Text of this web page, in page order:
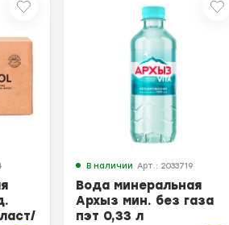
В наличии Арт.: 2033719
Вода минеральная
Архыз мин. без газа
пэт 0,33 л